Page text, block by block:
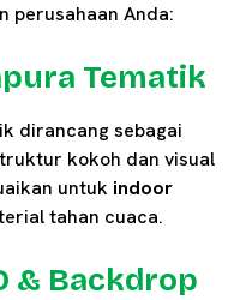
perusahaan Anda:
Tematik
dirancang sebagai
kokoh dan visual
untuk indoor
tahan cuaca.
& Backdrop